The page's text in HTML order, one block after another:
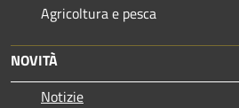
Agricoltura e pesca
NOVITÀ
Notizie